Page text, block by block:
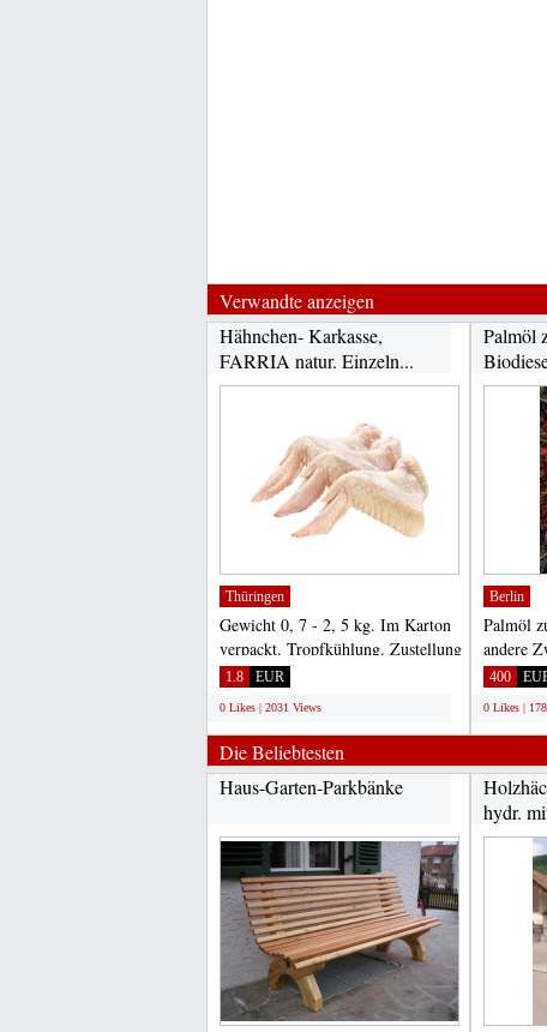
Verwandte anzeigen
Hähnchen- Karkasse,
FARRIA natur. Einzeln...
Thüringen
Gewicht 0, 7 - 2, 5 kg. Im Karton
verpackt. Tropfkühlung. Zustellung
tiefgefroren....
1.8 EUR
0 Likes | 2031 Views
Palmöl
Berlin
Palmöl
andere
und
400
0 Likes |
Die Beliebtesten
Haus-Garten-Parkbänke
hydr.